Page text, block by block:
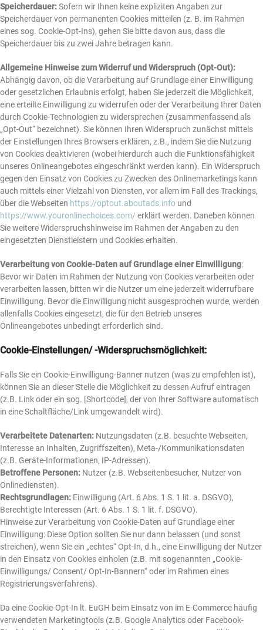
Speicherdauer:Sofern wir Ihnen keine expliziten Angaben zur
Speicherdauer von permanenten Cookies mitteilen (z. B. im Rahmen
eines sog. Cookie-Opt-Ins), gehen Sie bitte davon aus, dass die
Speicherdauer bis zu zwei Jahre betragen kann.
Allgemeine Hinweise zum Widerruf und Widerspruch (Opt-Out):
Abhängig davon, ob die Verarbeitung auf Grundlage einer Einwilligung
oder gesetzlichen Erlaubnis erfolgt, haben Sie jederzeit die Möglichkeit,
eine erteilte Einwilligung zu widerrufen oder der Verarbeitung Ihrer Daten
durch Cookie-Technologien zu widersprechen (zusammenfassend als
„Opt-Out“ bezeichnet). Sie können Ihren Widerspruch zunächst mittels
der Einstellungen Ihres Browsers erklären, z.B., indem Sie die Nutzung
von Cookies deaktivieren (wobei hierdurch auch die Funktionsfähigkeit
unseres Onlineangebotes eingeschränkt werden kann). Ein Widerspruch
gegen den Einsatz von Cookies zu Zwecken des Onlinemarketings kann
auch mittels einer Vielzahl von Diensten, vor allem im Fall des Trackings,
über die Webseiten https://optout.aboutads.info und
https://www.youronlinechoices.com/ erklärt werden. Daneben können
Sie weitere Widerspruchshinweise im Rahmen der Angaben zu den
eingesetzten Dienstleistern und Cookies erhalten.
Verarbeitung von Cookie-Daten auf Grundlage einer Einwilligung:
Bevor wir Daten im Rahmen der Nutzung von Cookies verarbeiten oder
verarbeiten lassen, bitten wir die Nutzer um eine jederzeit widerrufbare
Einwilligung. Bevor die Einwilligung nicht ausgesprochen wurde, werden
allenfalls Cookies eingesetzt, die für den Betrieb unseres
Onlineangebotes unbedingt erforderlich sind.
Cookie-Einstellungen/ -Widerspruchsmöglichkeit:
Falls Sie ein Cookie-Einwilligung-Banner nutzen (was zu empfehlen ist),
können Sie an dieser Stelle die Möglichkeit zu dessen Aufruf eintragen
(z.B. Link oder ein sog. [Shortcode], der von Ihrer Software automatisch
in eine Schaltfläche/Link umgewandelt wird).
Verarbeitete Datenarten: Nutzungsdaten (z.B. besuchte Webseiten,
Interesse an Inhalten, Zugriffszeiten), Meta-/Kommunikationsdaten
(z.B. Geräte-Informationen, IP-Adressen).
Betroffene Personen: Nutzer (z.B. Webseitenbesucher, Nutzer von
Onlinediensten).
Rechtsgrundlagen: Einwilligung (Art. 6 Abs. 1 S. 1 lit. a. DSGVO),
Berechtigte Interessen (Art. 6 Abs. 1 S. 1 lit. f. DSGVO).
Hinweise zur Verarbeitung von Cookie-Daten auf Grundlage einer
Einwilligung: Diese Option sollten Sie nur dann belassen (und sonst
streichen), wenn Sie ein „echtes“ Opt-In, d.h., eine Einwilligung der Nutzer
in den Einsatz von Cookies einholen (z.B. mit sogenannten „Cookie-
Einwilligungs/ Consent/ Opt-In-Bannern“ oder im Rahmen eines
Registrierungsverfahrens).
Da eine Cookie-Opt-In lt. EuGH beim Einsatz von im E-Commerce häufig
verwendeten Marketingtools (z.B. Google Analytics oder Facebook-